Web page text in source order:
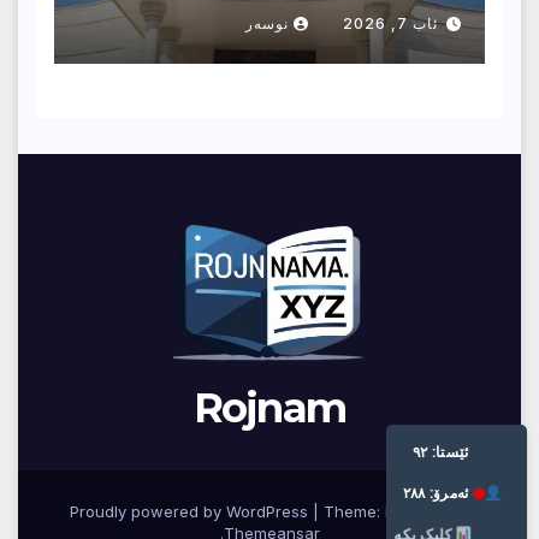
پەرلەمانتارێك دەركرا
ئاب 7, 2026 نوسەر
Rojnam
Proudly powered by WordPress
Theme: Newsup by
Themeansar
.
ئێستا: ٩٢
ئه‌مرۆ: ٢٨٨